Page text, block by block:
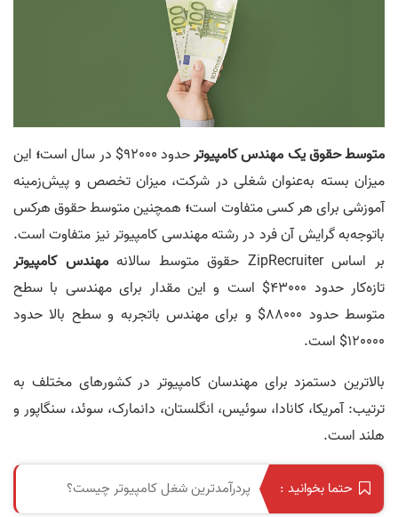
متوسط حقوق یک مهندس کامپیوترحدود 92000$ در سال است ؛ این
میزان بسته به‌‌عنوان شغلی در شرکت، میزان تخصص و پیش‌زمینه
آموزشی برای هر کسی متفاوت است؛ همچنین متوسط حقوق هرکس
باتوجه‌به گرایش آن فرد در رشته مهندسی کامپیوتر نیز متفاوت است.
بر اساس ZipRecruiter حقوق متوسط سالانه
مهندس کامپیوتر
تازه‌کار حدود 43000$ است و این مقدار برای مهندسی با سطح
متوسط حدود 88000$ و برای مهندس باتجربه و سطح بالا حدود
120000$ است.
بالاترین دستمزد برای مهندسان کامپیوتر در کشورهای مختلف به
ترتیب: آمریکا، کانادا، سوئیس، انگلستان، دانمارک، سوئد، سنگاپور و
هلند است.
حتما بخوانید : پردرآمدترین شغل کامپیوتر چیست؟